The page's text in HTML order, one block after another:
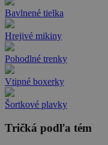
Bavlnené tielka
Hrejivé mikiny
Pohodlné trenky
Vtipné boxerky
Šortkové plavky
Tričká podľa tém